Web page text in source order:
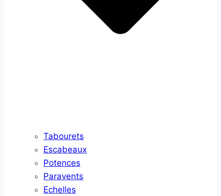
Tabourets
Escabeaux
Potences
Paravents
Echelles